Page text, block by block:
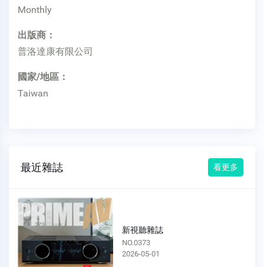
Monthly
出版商：
普洛達康有限公司
國家/地區：
Taiwan
最近雜誌 看更多
新視聽雜誌
NO.0373
2026-05-01